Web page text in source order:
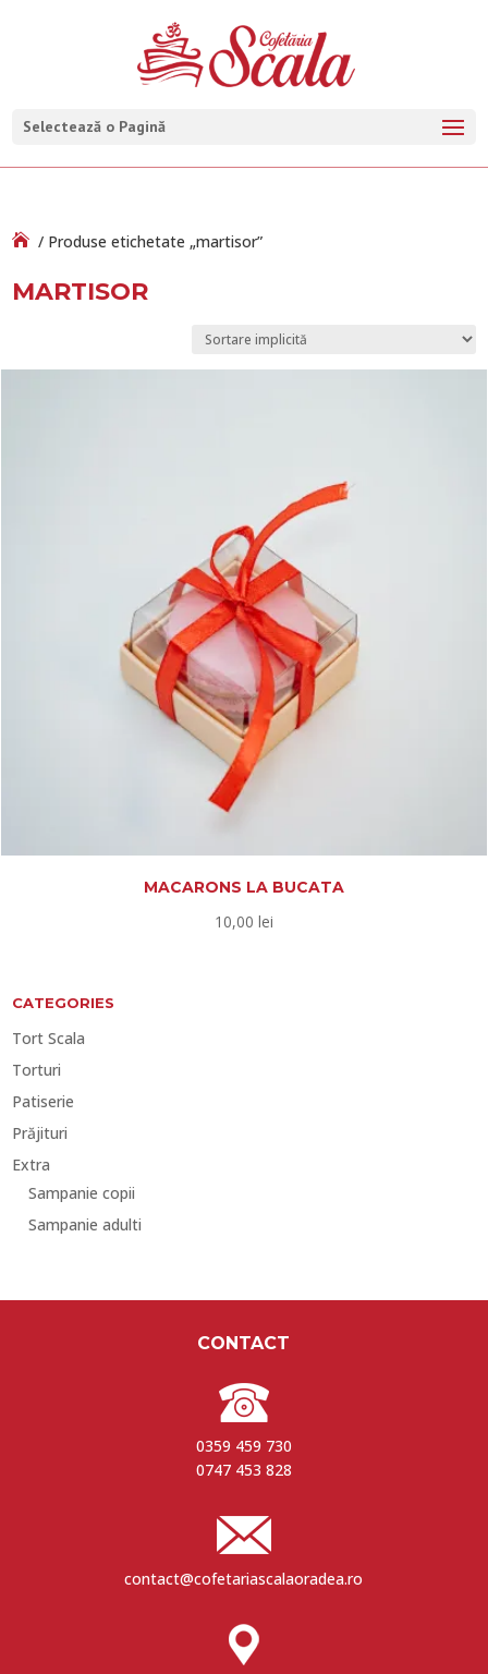
Selectează o Pagină
/ Produse etichetate „martisor”
MARTISOR
MACARONS LA BUCATA
10,00 lei
CATEGORIES
Tort Scala
Torturi
Patiserie
Prăjituri
Extra
Sampanie copii
Sampanie adulti
CONTACT
0359 459 730
0747 453 828
contact@cofetariascalaoradea.ro